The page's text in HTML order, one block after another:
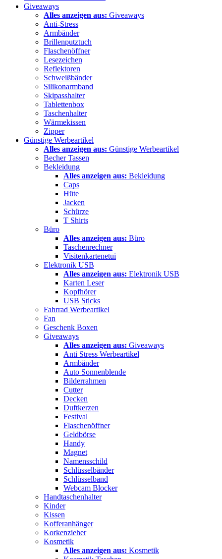
Giveaways
Alles anzeigen aus: Giveaways
Anti-Stress
Armbänder
Brillenputztuch
Flaschenöffner
Lesezeichen
Reflektoren
Schweißbänder
Silikonarmband
Skipasshalter
Tablettenbox
Taschenhalter
Wärmekissen
Zipper
Günstige Werbeartikel
Alles anzeigen aus: Günstige Werbeartikel
Becher Tassen
Bekleidung
Alles anzeigen aus: Bekleidung
Caps
Hüte
Jacken
Schürze
T Shirts
Büro
Alles anzeigen aus: Büro
Taschenrechner
Visitenkartenetui
Elektronik USB
Alles anzeigen aus: Elektronik USB
Karten Leser
Kopfhörer
USB Sticks
Fahrrad Werbeartikel
Fan
Geschenk Boxen
Giveaways
Alles anzeigen aus: Giveaways
Anti Stress Werbeartikel
Armbänder
Auto Sonnenblende
Bilderrahmen
Cutter
Decken
Duftkerzen
Festival
Flaschenöffner
Geldbörse
Handy
Magnet
Namensschild
Schlüsselbänder
Schlüsselband
Webcam Blocker
Handtaschenhalter
Kinder
Kissen
Kofferanhänger
Korkenzieher
Kosmetik
Alles anzeigen aus: Kosmetik